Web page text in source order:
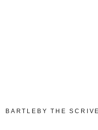
BARTLEBY THE